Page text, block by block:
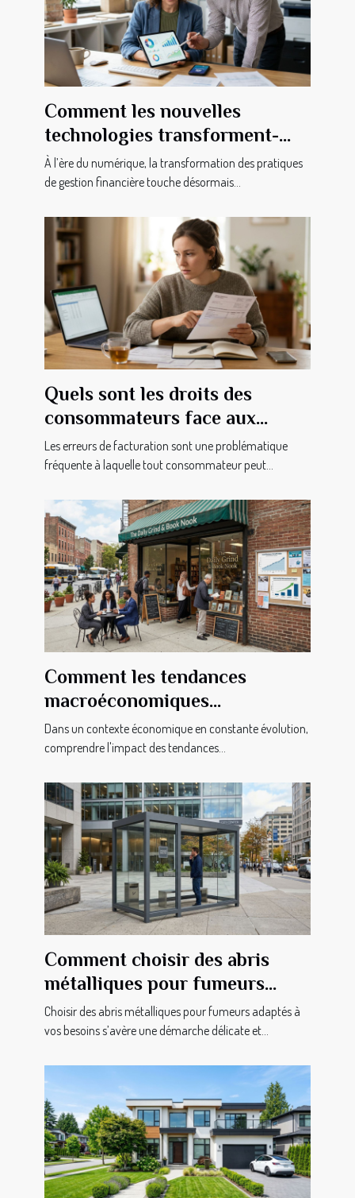
Comment les nouvelles
technologies transforment-
elles la gestion financière des
PME ?
À l’ère du numérique, la transformation des pratiques
de gestion financière touche désormais...
Quels sont les droits des
consommateurs face aux
erreurs de facturation ?
Les erreurs de facturation sont une problématique
fréquente à laquelle tout consommateur peut...
Comment les tendances
macroéconomiques
influencent-elles les petites
entreprises ?
Dans un contexte économique en constante évolution,
comprendre l'impact des tendances...
Comment choisir des abris
métalliques pour fumeurs
adaptés à vos besoins ?
Choisir des abris métalliques pour fumeurs adaptés à
vos besoins s’avère une démarche délicate et...